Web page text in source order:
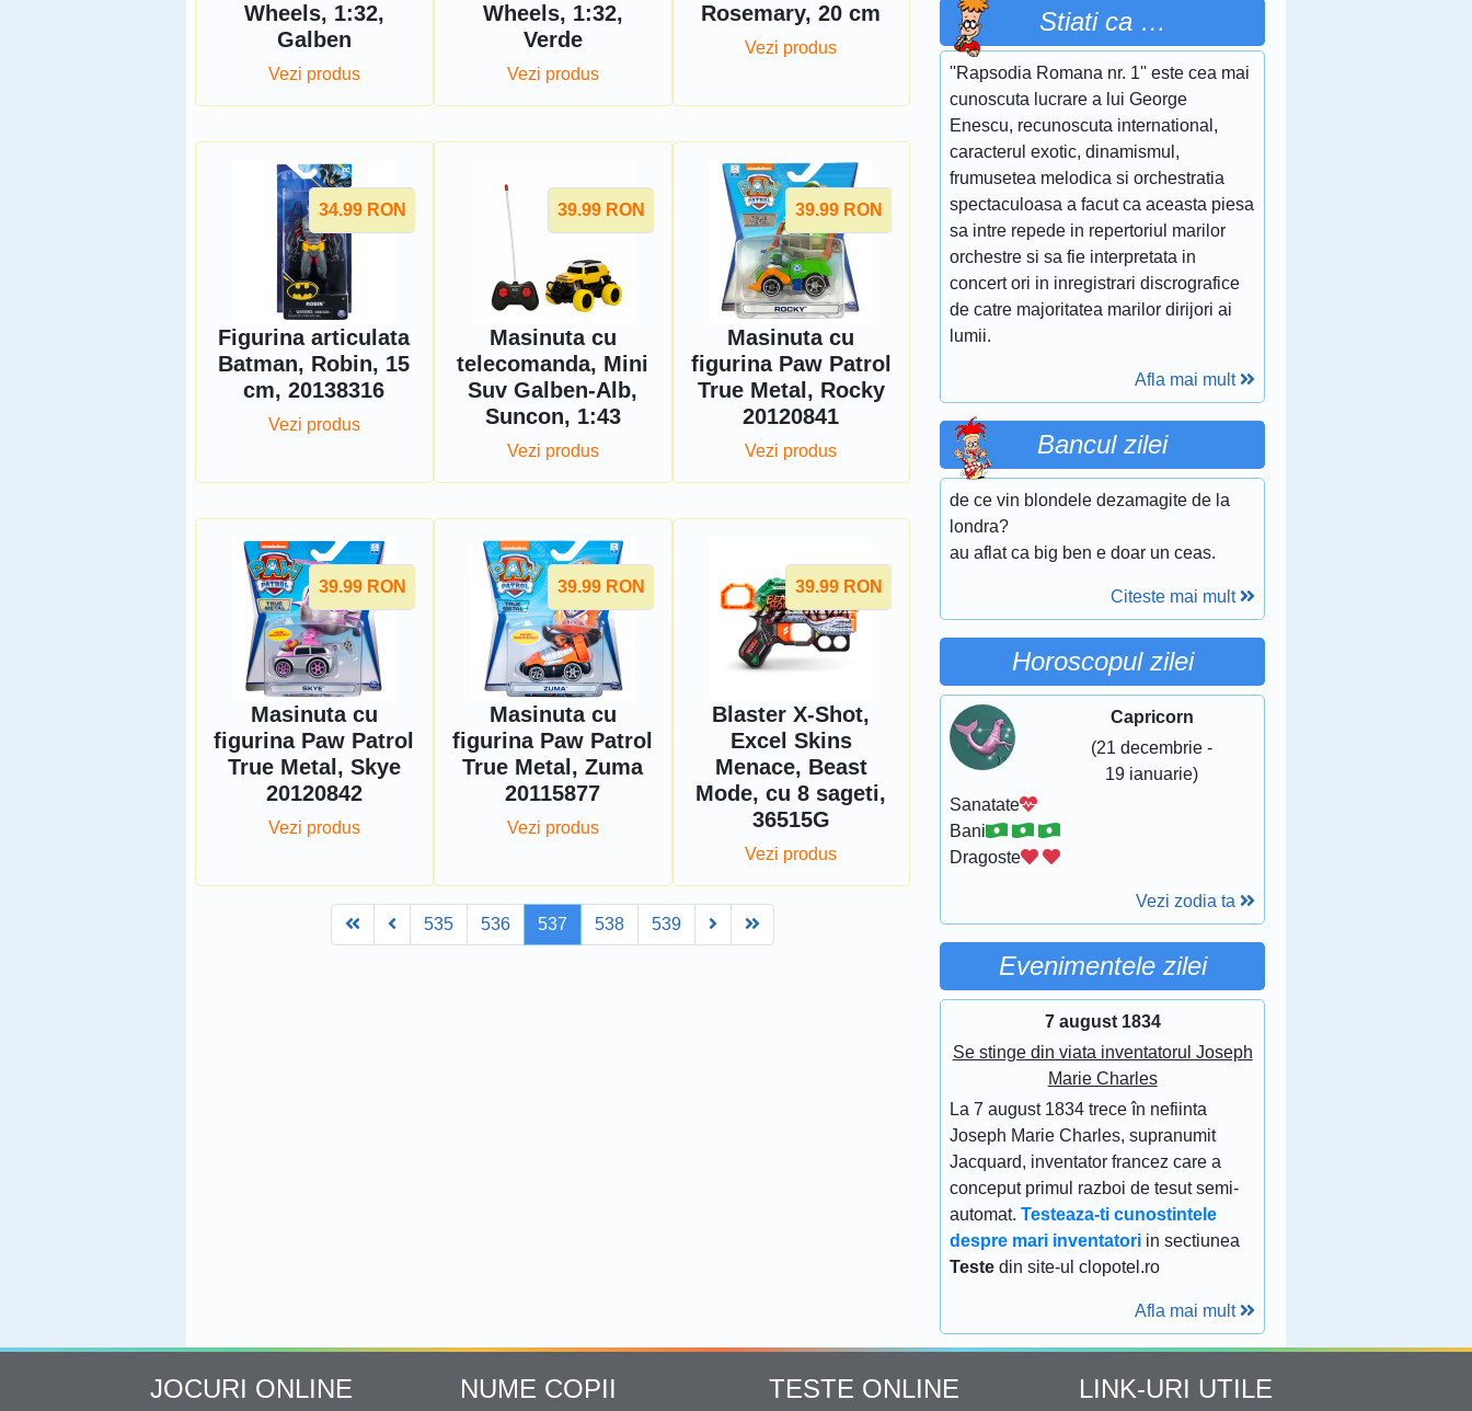
Wheels, 1:32,
Galben
Vezi produs
Wheels, 1:32,
Verde
Vezi produs
Rosemary, 20 cm
Vezi produs
34.99 RON
Figurina articulata
Batman, Robin, 15
cm, 20138316
Vezi produs
39.99 RON
Masinuta cu
telecomanda, Mini
Suv Galben-Alb,
Suncon, 1:43
Vezi produs
39.99 RON
Masinuta cu
figurina Paw Patrol
True Metal, Rocky
20120841
Vezi produs
39.99 RON
Masinuta cu
figurina Paw Patrol
True Metal, Skye
20120842
Vezi produs
39.99 RON
Masinuta cu
figurina Paw Patrol
True Metal, Zuma
20115877
Vezi produs
39.99 RON
Blaster X-Shot,
Excel Skins
Menace, Beast
Mode, cu 8 sageti,
36515G
Vezi produs
FirstPrev535 536 537 538 539 Next
Stiati ca …
''Rapsodia Romana nr. 1'' este cea mai
cunoscuta lucrare a lui George
Enescu, recunoscuta international,
caracterul exotic, dinamismul,
frumusetea melodica si orchestratia
spectaculoasa a facut ca aceasta piesa
sa intre repede in repertoriul marilor
orchestre si sa fie interpretata in
concert ori in inregistrari discrografice
de catre majoritatea marilor dirijori ai
lumii.
Afla mai mult
Bancul zilei
de ce vin blondele dezamagite de la
londra?
au aflat ca big ben e doar un ceas.
Citeste mai mult
Horoscopul zilei
Capricorn
(21 decembrie -
19 ianuarie)
Sanatate
Bani
Dragoste
Vezi zodia ta
Evenimentele zilei
7 august 1834
Se stinge din viata inventatorul Joseph
Marie Charles
La 7 august 1834 trece în nefiinta
Joseph Marie Charles, supranumit
Jacquard, inventator francez care a
conceput primul razboi de tesut semi-
automat.Testeaza-ti cunostintele
despre mari inventatori in sectiunea
Teste din site-ul clopotel.ro
Afla mai mult
JOCURI ONLINE NUME COPII TESTE ONLINE LINK-URI UTILE